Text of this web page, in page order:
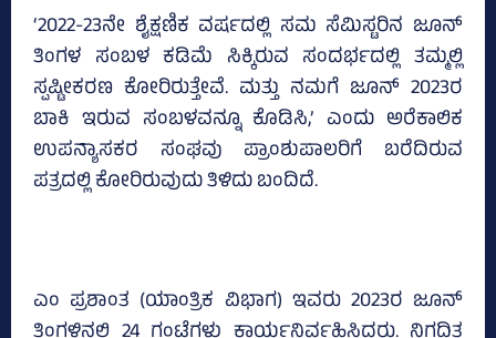
‘2022-23ನೇ ಶೈಕ್ಷಣಿಕ ವರ್ಷದಲ್ಲಿ ಸಮ ಸೆಮಿಸ್ಟರಿನ ಜೂನ್‌
ತಿಂಗಳ ಸಂಬಳ ಕಡಿಮೆ ಸಿಕ್ಕಿರುವ ಸಂದರ್ಭದಲ್ಲಿ ತಮ್ಮಲ್ಲಿ
ಸ್ಪಷ್ಟೀಕರಣ ಕೋರಿರುತ್ತೇವೆ. ಮತ್ತು ನಮಗೆ ಜೂನ್‌ 2023ರ
ಬಾಕಿ ಇರುವ ಸಂಬಳವನ್ನೂ ಕೊಡಿಸಿ,’ ಎಂದು ಅರೆಕಾಲಿಕ
ಉಪನ್ಯಾಸಕರ ಸಂಘವು ಪ್ರಾಂಶುಪಾಲರಿಗೆ ಬರೆದಿರುವ
ಪತ್ರದಲ್ಲಿ ಕೋರಿರುವುದು ತಿಳಿದು ಬಂದಿದೆ.
ಎಂ ಪ್ರಶಾಂತ (ಯಾಂತ್ರಿಕ ವಿಭಾಗ) ಇವರು 2023ರ ಜೂನ್‌